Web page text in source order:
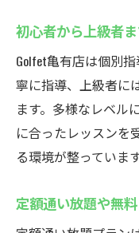
初心者から上級者
Golfet亀有店は個別
寧に指導、上級者に
ます。多様なレベル
に合ったレッスンを
る環境が整っています
定額通い放題や無